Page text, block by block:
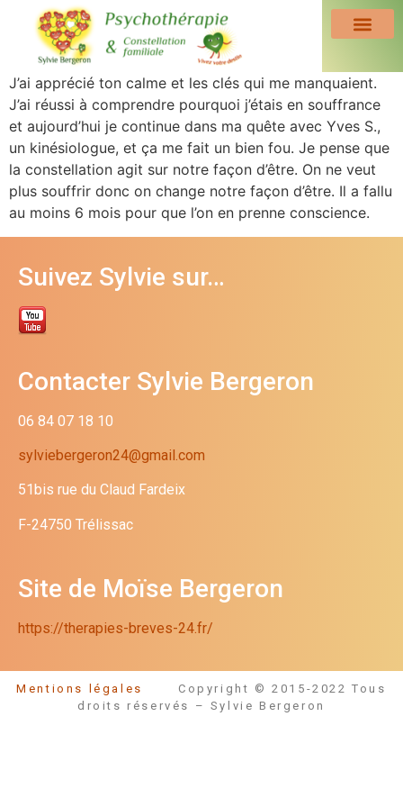
J’ai apprécié ton calme et les clés qui me manquaient.
J’ai réussi à comprendre pourquoi j’étais en souffrance
et aujourd’hui je continue dans ma quête avec Yves S.,
un kinésiologue, et ça me fait un bien fou. Je pense que
la constellation agit sur notre façon d’être. On ne veut
plus souffrir donc on change notre façon d’être. Il a fallu
au moins 6 mois pour que l’on en prenne conscience.
Suivez Sylvie sur…
Contacter Sylvie Bergeron
06 84 07 18 10
sylviebergeron24@gmail.com
51bis rue du Claud Fardeix
F-24750 Trélissac
Site de Moïse Bergeron
https://therapies-breves-24.fr/
Mentions légales Copyright © 2015-2022 Tous
droits réservés – Sylvie Bergeron